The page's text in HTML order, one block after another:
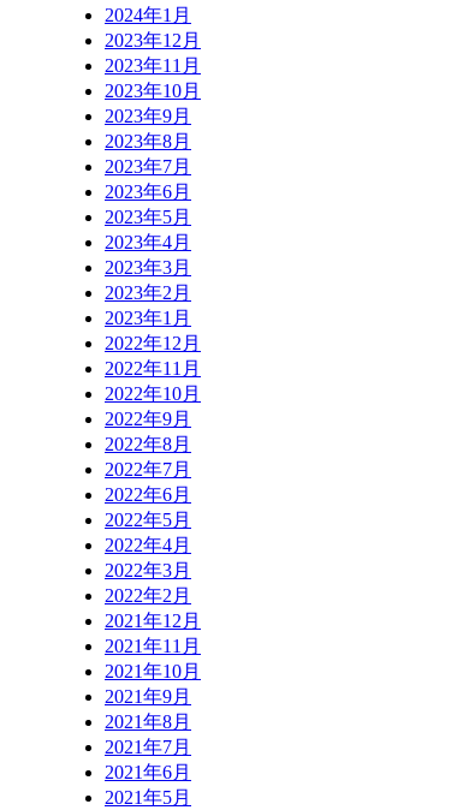
2024年1月
2023年12月
2023年11月
2023年10月
2023年9月
2023年8月
2023年7月
2023年6月
2023年5月
2023年4月
2023年3月
2023年2月
2023年1月
2022年12月
2022年11月
2022年10月
2022年9月
2022年8月
2022年7月
2022年6月
2022年5月
2022年4月
2022年3月
2022年2月
2021年12月
2021年11月
2021年10月
2021年9月
2021年8月
2021年7月
2021年6月
2021年5月